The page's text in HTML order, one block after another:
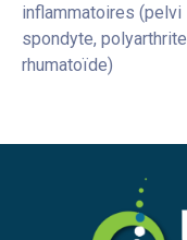
inflammatoires (pelvi
spondyte, polyarthrite
rhumatoïde)